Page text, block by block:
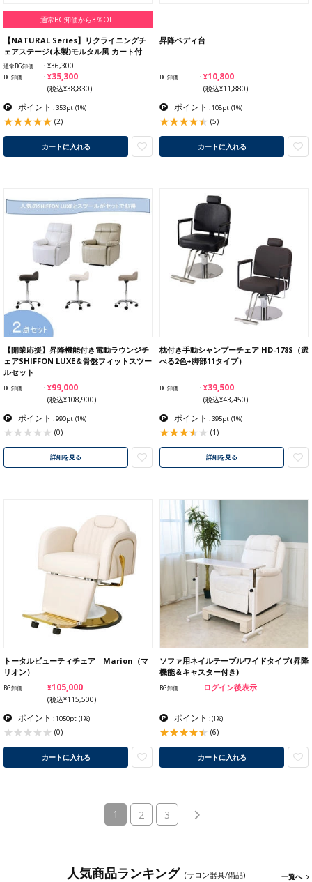
通常BG卸価から3％OFF
【NATURAL Series】リクライニングチ
ェアステージ(木製)モルタル風 カート付
通常BG卸価 ¥36,300
BG卸価 ¥35,300
(税込¥38,830)
ポイント : 353pt (1%)
(2)
カートに入れる
昇降ペディ台
BG卸価 ¥10,800
(税込¥11,880)
ポイント : 108pt (1%)
(5)
カートに入れる
【開業応援】昇降機能付き電動ラウンジチ
ェアSHIFFON LUXE＆骨盤フィットスツー
ルセット
BG卸価 ¥99,000
(税込¥108,900)
ポイント : 990pt (1%)
(0)
詳細を見る
枕付き手動シャンプーチェア HD-178S（選
べる2色+脚部11タイプ）
BG卸価 ¥39,500
(税込¥43,450)
ポイント : 395pt (1%)
(1)
詳細を見る
トータルビューティチェア Marion（マ
リオン）
BG卸価 ¥105,000
(税込¥115,500)
ポイント : 1050pt (1%)
(0)
カートに入れる
ソファ用ネイルテーブルワイドタイプ(昇降
機能＆キャスター付き)
BG卸価 ログイン後表示
ポイント :(1%)
(6)
カートに入れる
1 (current)
2 3
人気商品ランキング (サロン器具/備品) 一覧へ